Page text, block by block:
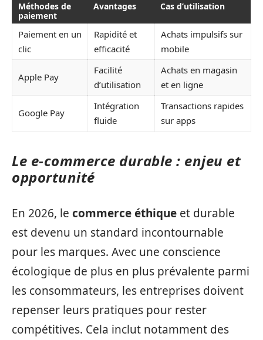
Méthodes de
paiement
Avantages Cas d’utilisation
Paiement en un
clic
Rapidité et
efficacité
Achats impulsifs sur
mobile
Apple Pay
Facilité
d’utilisation
Achats en magasin
et en ligne
Google Pay
Intégration
fluide
Transactions rapides
sur apps
Le e-commerce durable : enjeu et
opportunité
En 2026, le commerce éthique et durable
est devenu un standard incontournable
pour les marques. Avec une conscience
écologique de plus en plus prévalente parmi
les consommateurs, les entreprises doivent
repenser leurs pratiques pour rester
compétitives. Cela inclut notamment des